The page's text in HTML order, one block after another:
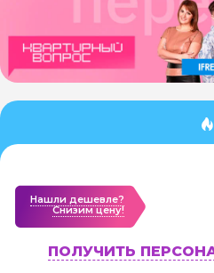
Нашли дешевле?
Cнизим цену!
ПОЛУЧИТЬ